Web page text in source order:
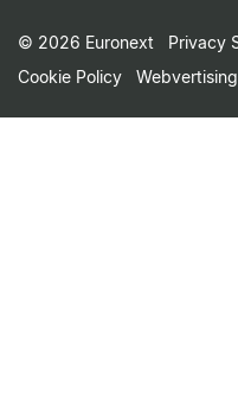
Footer
Small
Print
© 2026 Euronext Privacy
Cookie Policy
Webvertising